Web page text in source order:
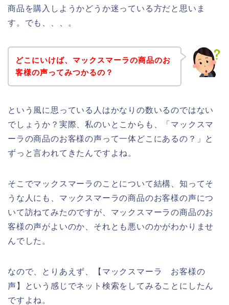
商品を購入しようかどうか迷っている方だと思いま
す。でも、、、。
どこにいけば、マックスマーラの商品のお
客様の声ってみつかるの？
という風に思っている人はかなりの数いるのではない
でしょうか？実際、私のいとこからも、「マックスマ
ーラの商品のお客様の声って一体どこにあるの？」と
ずっと言われてきたんですよね。
そこでマックスマーラのことについて結構、知ってそ
うな人にも、マックスマーラの商品のお客様の声につ
いて訪ねてみたのですが、マックスマーラの商品のお
客様の声がよいのか、それとも悪いのかがわかりませ
んでした。
なので、とりあえず、【マックスマーラ お客様の
声】という感じでネット検索をしてみることにしたん
ですよね。